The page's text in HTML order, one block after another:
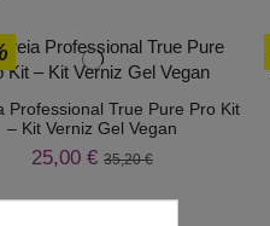
Professional True Pure Pro Kit
– Kit Verniz Gel Vegan
25,00 €35,20 €